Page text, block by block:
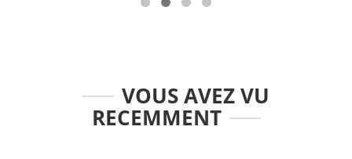
VOUS AVEZ VU
RECEMMENT